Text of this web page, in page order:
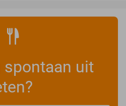
spontaan uit